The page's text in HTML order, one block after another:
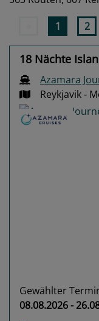
1 2
18 Nächte
Azamara
Reykjavik -
Gewählter
08.08.2026 -